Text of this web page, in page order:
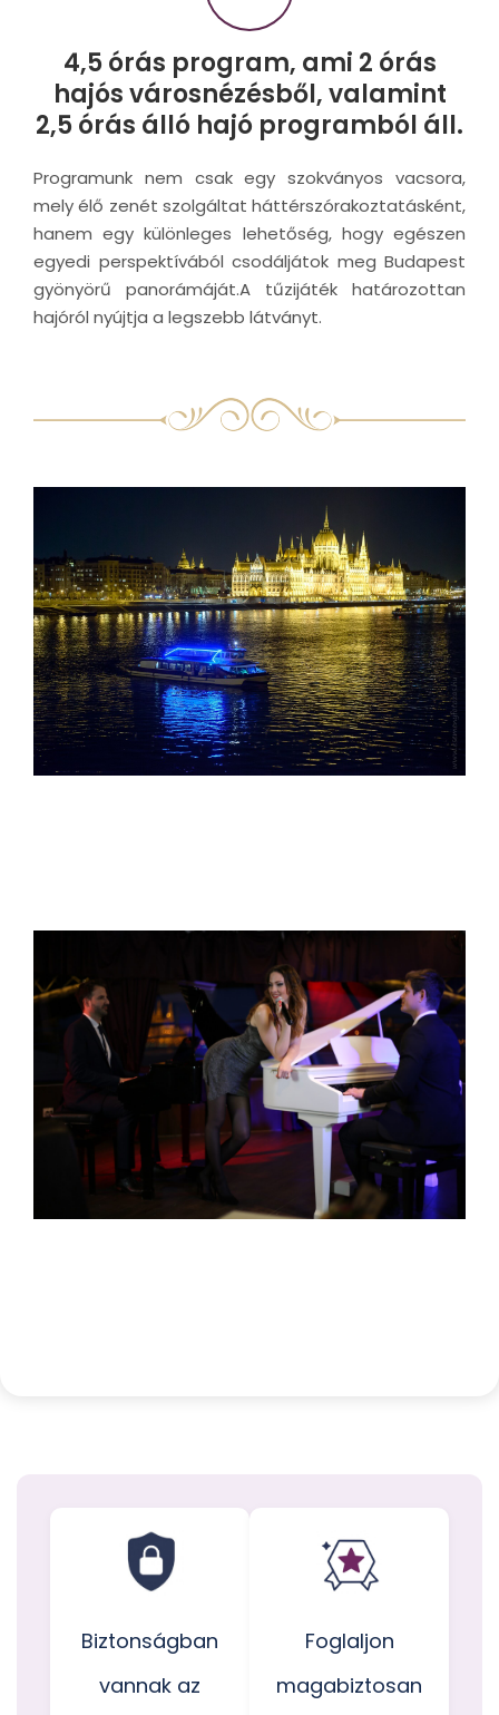
4,5 órás program, ami 2 órás
hajós városnézésből, valamint
2,5 órás álló hajó programból áll.
Programunk nem csak egy szokványos vacsora,
mely élő zenét szolgáltat háttérszórakoztatásként,
hanem egy különleges lehetőség, hogy egészen
egyedi perspektívából csodáljátok meg Budapest
gyönyörű panorámáját.A tűzijáték határozottan
hajóról nyújtja a legszebb látványt.
Biztonságban
vannak az
Foglaljon
magabiztosan